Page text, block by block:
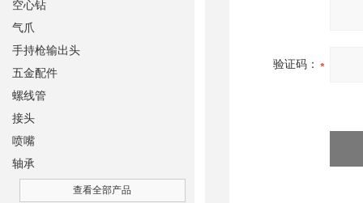
验证码：
空心钻
气爪
手持枪输出头
五金配件
螺线管
接头
喷嘴
轴承
查看全部产品